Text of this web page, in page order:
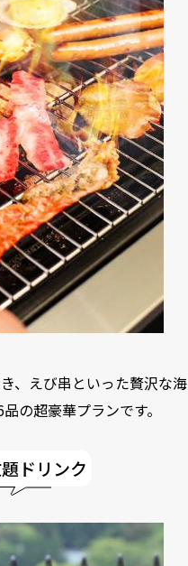
、えび串といった贅沢な海
の超豪華プランです。
ドリンク